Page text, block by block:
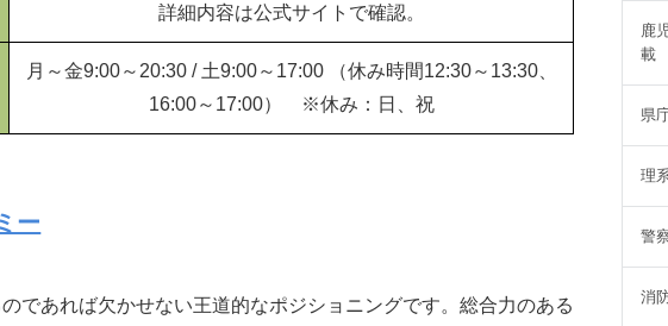
詳細内容は公式サイトで確認。
月～金9:00～20:30 / 土9:00～17:00 （休み時間12:30～13:30、
16:00～17:00） ※休み：日、祝
ー
であれば欠かせない王道的なポジショニングです。総合力のある
鹿
載
県
理
警
消